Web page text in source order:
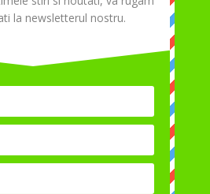
la newsletterul nostru.